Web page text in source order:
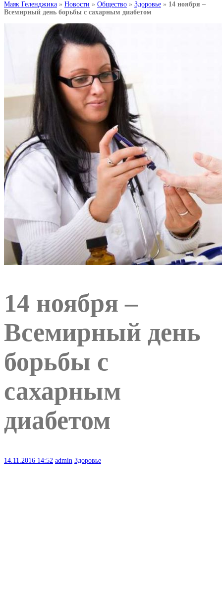
Маяк Геленджика » Новости » Общество » Здоровье » 14 ноября –
Всемирный день борьбы с сахарным диабетом
14 ноября –
Всемирный день
борьбы с
сахарным
диабетом
14.11.2016 14:52 admin Здоровье